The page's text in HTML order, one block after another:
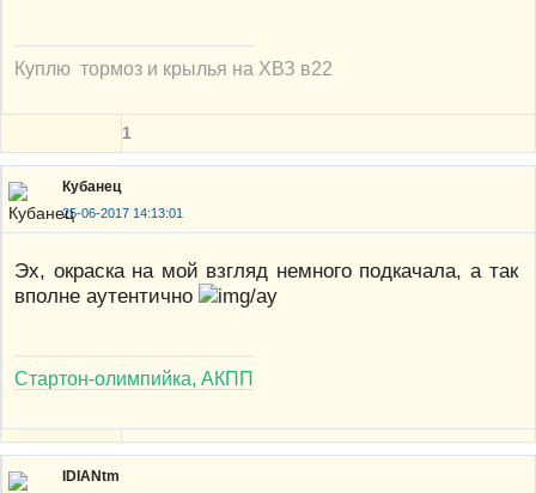
Куплю тормоз и крылья на ХВЗ в22
1
Кубанец
25-06-2017 14:13:01
Эх, окраска на мой взгляд немного подкачала, а так
вполне аутентично
Стартон-олимпийка, АКПП
IDIANtm